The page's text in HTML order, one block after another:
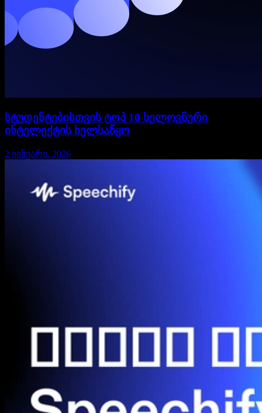
სტუდენტებისთვის ტოპ 10 ხელოვნური
ინტელექტის ხელსაწყო
2 იანვარი, 2026